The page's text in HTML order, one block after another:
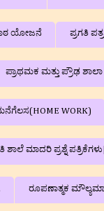
ಯೋಜನೆ ಪ್ರಗತಿ
ಪ್ರಾಥಮಕ ಮತ್ತು ಪ್ರೌಢ ಶಾಲಾ
WORK)
ಮಾದರಿ ಪ್ರಶ್ನೆ
ರೂಪಣಾತ್ಮಕ